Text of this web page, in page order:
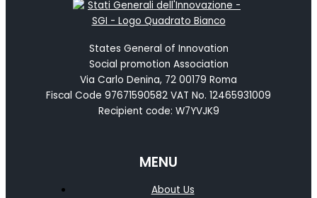
States General of Innovation
Social promotion Association
Via Carlo Denina, 72 00179 Roma
Fiscal Code 97671590582 VAT No. 12465931009
Recipient code: W7YVJK9
MENU
About Us